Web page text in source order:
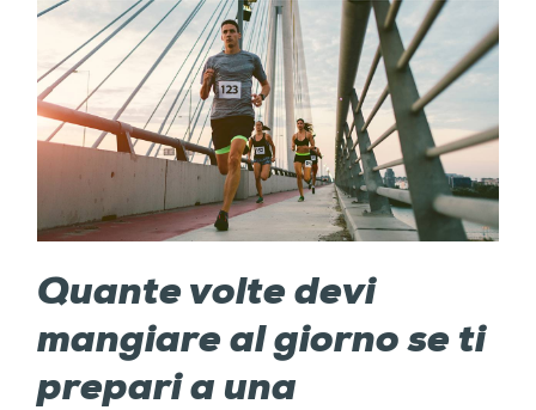
Quante volte devi
mangiare al giorno se ti
prepari a una